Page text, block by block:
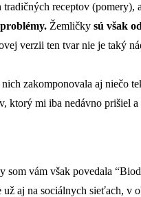
receptov
Žemličky sú však
verzii ten tvar nie je taký
zakomponovala aj niečo
ktorý mi iba nedávno prišiel
som vám však povedala
aj na sociálnych sieťach, v